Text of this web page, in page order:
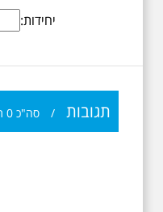
יחידות:
תגובות / סה"כ 0